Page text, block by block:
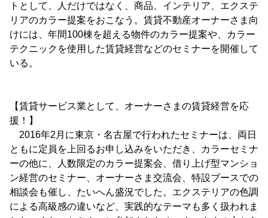
トとして、人だけではなく、商品、インテリア、エクステ
リアのカラー提案をおこなう。賃貸不動産オーナーさま向
けには、年間100棟を超える物件のカラー提案や、カラー
テクニックを使用した賃貸経営などのセミナーを開催して
いる。
【賃貸サービス業として、オーナーさまの賃貸経営を応
援！】
2016年2月に東京・名古屋で行われたセミナーは、両日
ともに定員を上回るお申し込みをいただき、カラーセミナ
ーの他に、人数限定のカラー提案会、借り上げ型マンショ
ン経営のセミナー、オーナーさま交流会、特設ブースでの
相談会も催し、たいへん盛況でした。エクステリアの色調
による高級感の違いなど、実践的なテーマも多く扱われま